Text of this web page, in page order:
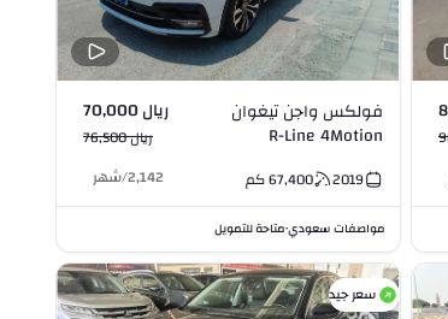
فولكس واجن تيغوان
R-Line 4Motion
ريال 70,000
ريال 76,500
2019
67,400كم 2,142
/شهر
مواصفات سعودي•متاحة للتمويل
سعر جيد